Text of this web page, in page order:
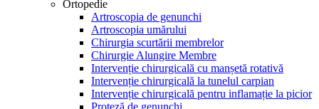
Ortopedie
Artroscopia de genunchi
Artroscopia umărului
Chirurgia scurtării membrelor
Chirurgie Alungire Membre
Intervenție chirurgicală cu manșetă rotativă
Intervenție chirurgicală la tunelul carpian
Intervenție chirurgicală pentru inflamație la picior
Proteză de genunchi